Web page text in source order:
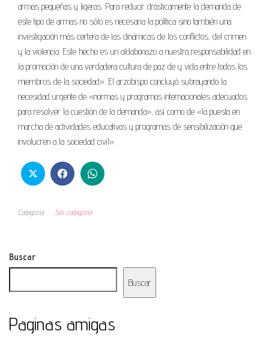
armas pequeñas y ligeras. Para reducir drásticamente la demanda de
este tipo de armas no sólo es necesaria la política sino también una
investigación más certera de las dinámicas de los conflictos, del crimen
y la violencia. Este hecho es un aldabonazo a nuestra responsabilidad en
la promoción de una verdadera cultura de paz de y vida entre todos los
miembros de la sociedad». El arzobispo concluyó subrayando la
necesidad urgente de «normas y programas internacionales adecuados
para resolver la cuestión de la demanda», así como de «la puesta en
marcha de actividades educativas y programas de sensibilización que
involucren a la sociedad civil».
Categoría Sin categoría
Buscar
Buscar
Paginas amigas